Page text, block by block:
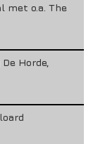
met o.a. The
Horde,